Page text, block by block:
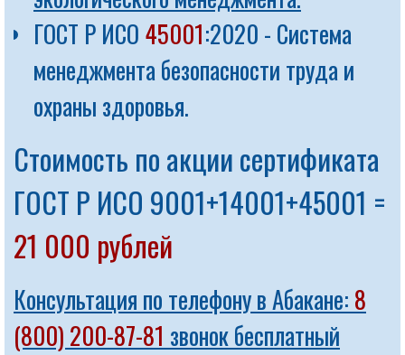
ГОСТ Р ИСО 45001:2020 - Система
менеджмента безопасности труда и
охраны здоровья.
Стоимость по акции сертификата
ГОСТ Р ИСО 9001+14001+45001 =
21 000 рублей
Консультация по телефону в Абакане: 8
(800) 200-87-81 звонок бесплатный